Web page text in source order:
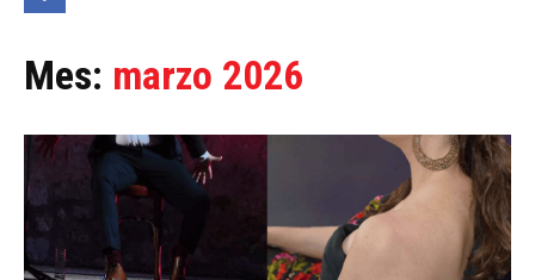
Mes: marzo 2026